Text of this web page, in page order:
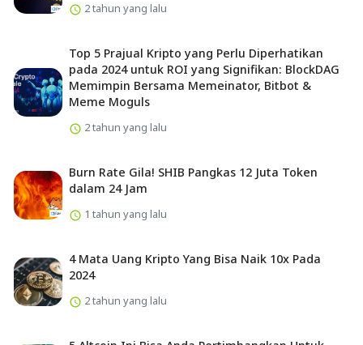
2 tahun yang lalu
Top 5 Prajual Kripto yang Perlu Diperhatikan
pada 2024 untuk ROI yang Signifikan: BlockDAG
Memimpin Bersama Memeinator, Bitbot &
Meme Moguls
2 tahun yang lalu
Burn Rate Gila! SHIB Pangkas 12 Juta Token
dalam 24 Jam
1 tahun yang lalu
4 Mata Uang Kripto Yang Bisa Naik 10x Pada
2024
2 tahun yang lalu